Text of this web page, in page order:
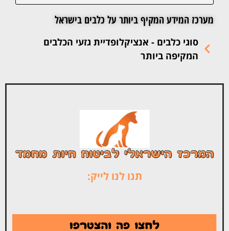
מערכז המידע המקיף ביותר על כלבים בישראל
סוגי כלבים - אנציקלופדיית גזעי הכלבים
המקיפה ביותר
תנו לנו לייק: